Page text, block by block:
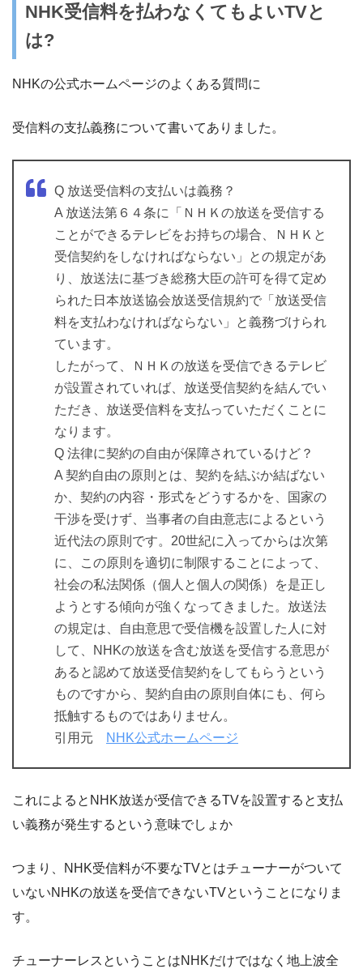
NHK受信料を払わなくてもよいTVと
は?
NHKの公式ホームページのよくある質問に
受信料の支払義務について書いてありました。
Q 放送受信料の支払いは義務？
A 放送法第６４条に「ＮＨＫの放送を受信する
ことができるテレビをお持ちの場合、ＮＨＫと
受信契約をしなければならない」との規定があ
り、放送法に基づき総務大臣の許可を得て定め
られた日本放送協会放送受信規約で「放送受信
料を支払わなければならない」と義務づけられ
ています。
したがって、ＮＨＫの放送を受信できるテレビ
が設置されていれば、放送受信契約を結んでい
ただき、放送受信料を支払っていただくことに
なります。
Q 法律に契約の自由が保障されているけど？
A 契約自由の原則とは、契約を結ぶか結ばない
か、契約の内容・形式をどうするかを、国家の
干渉を受けず、当事者の自由意志によるという
近代法の原則です。20世紀に入ってからは次第
に、この原則を適切に制限することによって、
社会の私法関係（個人と個人の関係）を是正し
ようとする傾向が強くなってきました。放送法
の規定は、自由意思で受信機を設置した人に対
して、NHKの放送を含む放送を受信する意思が
あると認めて放送受信契約をしてもらうという
ものですから、契約自由の原則自体にも、何ら
抵触するものではありません。
引用元
NHK公式ホームページ
これによるとNHK放送が受信できるTVを設置すると支払
い義務が発生するという意味でしょか
つまり、NHK受信料が不要なTVとはチューナーがついて
いないNHKの放送を受信できないTVということになりま
す。
チューナーレスということはNHKだけではなく地上波全